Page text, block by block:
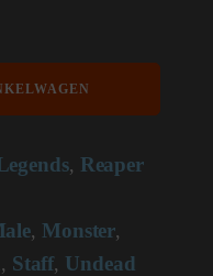
, Reaper
, Monster,
, Staff, Undead